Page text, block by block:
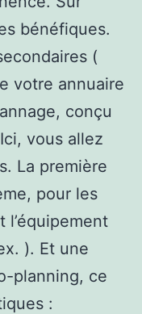
bénéfiques.
(
votre annuaire
conçu
vous allez
La première
pour les
l’équipement
). Et une
planning, ce
: